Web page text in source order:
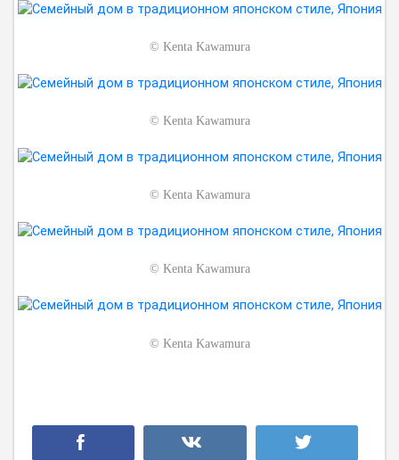
© Kenta Kawamura
© Kenta Kawamura
© Kenta Kawamura
© Kenta Kawamura
© Kenta Kawamura